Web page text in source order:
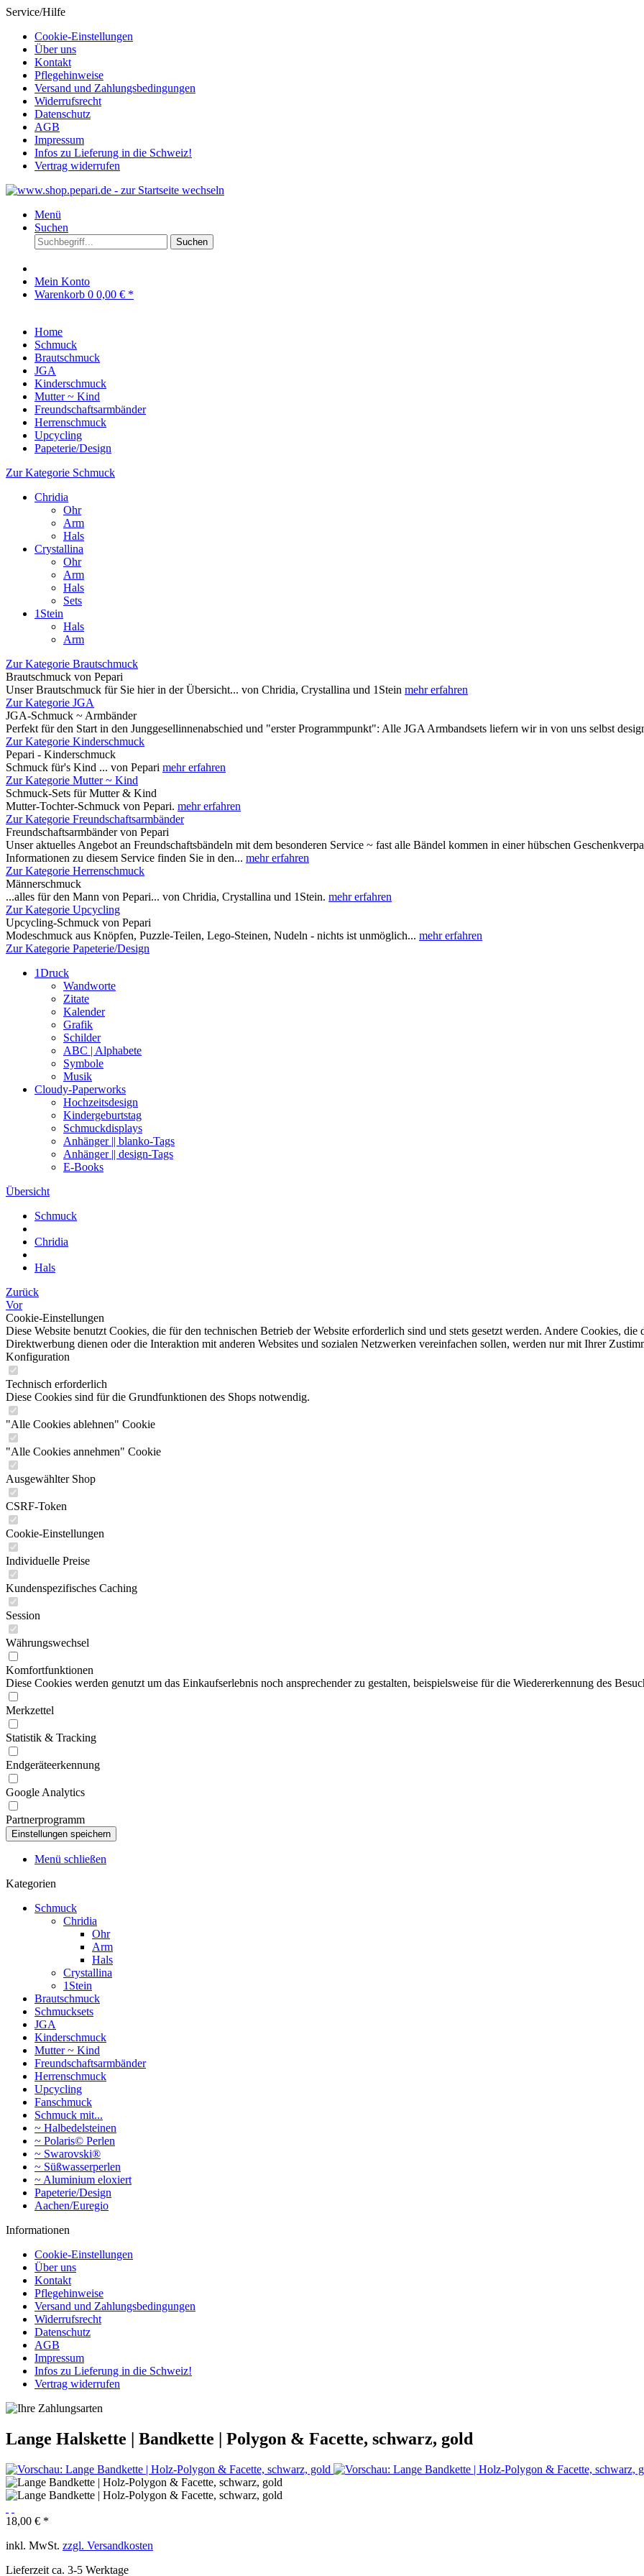
Service/Hilfe
Cookie-Einstellungen
Über uns
Kontakt
Pflegehinweise
Versand und Zahlungsbedingungen
Widerrufsrecht
Datenschutz
AGB
Impressum
Infos zu Lieferung in die Schweiz!
Vertrag widerrufen
Menü
Suchen
Suchen
Mein Konto
Warenkorb 0 0,00 € *
Home
Schmuck
Brautschmuck
JGA
Kinderschmuck
Mutter ~ Kind
Freundschaftsarmbänder
Herrenschmuck
Upcycling
Papeterie/Design
Zur Kategorie Schmuck
Chridia
Ohr
Arm
Hals
Crystallina
Ohr
Arm
Hals
Sets
1Stein
Hals
Arm
Zur Kategorie Brautschmuck
Brautschmuck von Pepari
Unser Brautschmuck für Sie hier in der Übersicht... von Chridia, Crystallina und 1Stein mehr erfahren
Zur Kategorie JGA
JGA-Schmuck ~ Armbänder
Perfekt für den Start in den Junggesellinnenabschied und "erster Programmpunkt": Alle JGA Armbandsets liefern wir in von uns selbst
Zur Kategorie Kinderschmuck
Pepari - Kinderschmuck
Schmuck für's Kind ... von Pepari mehr erfahren
Zur Kategorie Mutter ~ Kind
Schmuck-Sets für Mutter & Kind
Mutter-Tochter-Schmuck von Pepari. mehr erfahren
Zur Kategorie Freundschaftsarmbänder
Freundschaftsarmbänder von Pepari
Unser aktuelles Angebot an Freundschaftsbändeln mit dem besonderen Service ~ fast alle Bändel kommen in einer hübschen
Informationen zu diesem Service finden Sie in den... mehr erfahren
Zur Kategorie Herrenschmuck
Männerschmuck
...alles für den Mann von Pepari... von Chridia, Crystallina und 1Stein. mehr erfahren
Zur Kategorie Upcycling
Upcycling-Schmuck von Pepari
Modeschmuck aus Knöpfen, Puzzle-Teilen, Lego-Steinen, Nudeln - nichts ist unmöglich... mehr erfahren
Zur Kategorie Papeterie/Design
1Druck
Wandworte
Zitate
Kalender
Grafik
Schilder
ABC | Alphabete
Symbole
Musik
Cloudy-Paperworks
Hochzeitsdesign
Kindergeburtstag
Schmuckdisplays
Anhänger || blanko-Tags
Anhänger || design-Tags
E-Books
Übersicht
Schmuck
Chridia
Hals
Zurück
Vor
Cookie-Einstellungen
Diese Website benutzt Cookies, die für den technischen Betrieb der Website erforderlich sind und stets gesetzt werden. Andere Cookies,
Direktwerbung dienen oder die Interaktion mit anderen Websites und sozialen Netzwerken vereinfachen sollen, werden nur mit Ihrer
Konfiguration
Technisch erforderlich
Diese Cookies sind für die Grundfunktionen des Shops notwendig.
"Alle Cookies ablehnen" Cookie
"Alle Cookies annehmen" Cookie
Ausgewählter Shop
CSRF-Token
Cookie-Einstellungen
Individuelle Preise
Kundenspezifisches Caching
Session
Währungswechsel
Komfortfunktionen
Diese Cookies werden genutzt um das Einkaufserlebnis noch ansprechender zu gestalten, beispielsweise für die Wiedererkennung des
Merkzettel
Statistik & Tracking
Endgeräteerkennung
Google Analytics
Partnerprogramm
Menü schließen
Kategorien
Schmuck
Chridia
Ohr
Arm
Hals
Crystallina
1Stein
Brautschmuck
Schmucksets
JGA
Kinderschmuck
Mutter ~ Kind
Freundschaftsarmbänder
Herrenschmuck
Upcycling
Fanschmuck
Schmuck mit...
~ Halbedelsteinen
~ Polaris© Perlen
~ Swarovski®
~ Süßwasserperlen
~ Aluminium eloxiert
Papeterie/Design
Aachen/Euregio
Informationen
Cookie-Einstellungen
Über uns
Kontakt
Pflegehinweise
Versand und Zahlungsbedingungen
Widerrufsrecht
Datenschutz
AGB
Impressum
Infos zu Lieferung in die Schweiz!
Vertrag widerrufen
Lange Halskette | Bandkette | Polygon & Facette, schwarz, gold
18,00 € *
inkl. MwSt. zzgl. Versandkosten
Lieferzeit ca. 3-5 Werktage